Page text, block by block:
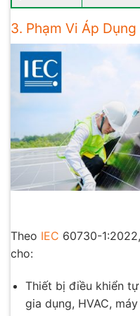
3. Phạm Vi Áp Dụng
Theo IEC 60730-
cho:
Thiết bị điều khiển
gia dụng, HVAC,